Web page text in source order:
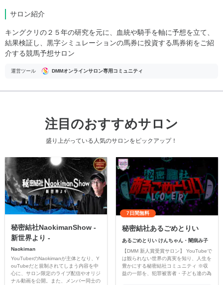
サロン紹介
キングクリの２５年の研究を元に、血統や騎手を軸に予想を立て、
結果検証し、黒字シミュレーションの馬券に投資する馬券術をご紹
介する競馬予想サロン
運営ツール DMMオンラインサロン専用コミュニティ
注目のおすすめサロン
盛り上がっている人気のサロンをピックアップ！
秘密結社NaokimanShow -
新世界より -
Naokiman
YouTuberのNaokimanが主体となり、Y
ouTubeだと規制されてしまう内容を中
心に、サロン限定のライブ配信やオリジ
ナル動画を公開。また、メンバー同士の
7日間無料
秘密結社あるごめとりい
あるごめとりい けんちゃん・闇病み子
【DMM 新人賞受賞サロン】 YouTubeで
は観られない世界の真実を知り、人生を
豊かにする秘密結社コミュニティ ※収
益の一部を、犯罪被害者・子ども達の為